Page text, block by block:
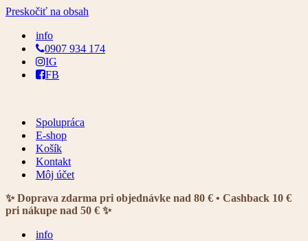
Preskočiť na obsah
info
0907 934 174
IG
FB
Spolupráca
E-shop
Košík
Kontakt
Môj účet
✨ Doprava zdarma pri objednávke nad 80 € • Cashback 10 €
pri nákupe nad 50 € ✨
info